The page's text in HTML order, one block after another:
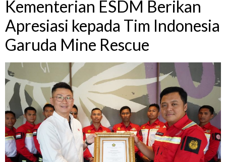
Kementerian ESDM Berikan
Apresiasi kepada Tim Indonesia
Garuda Mine Rescue